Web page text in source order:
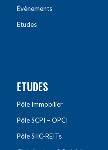
Évènements
Etudes
ETUDES
Pôle Immobilier
Pôle SCPI – OPCI
Pôle SIIC-REITs